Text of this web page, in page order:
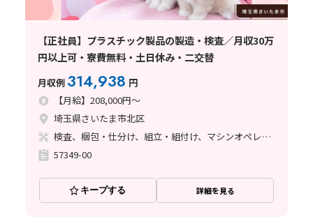
【正社員】プラスチック製品の製造・検査／月収30万
円以上可・寮費無料・土日休み・二交替
月収例 314,938 円
【月給】208,000円～
埼玉県さいたま市北区
検査、梱包・仕分け、組立・組付け、マシンオペレーター、クリーンルーム、ライン作業、立ち作業
57349-00
キープする 詳細を見る